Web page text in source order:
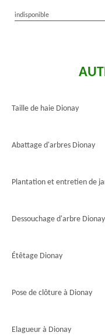
indisponible
Taille de haie Dionay
Abattage d'arbres Dionay
Plantation et entretien de
Dessouchage d'arbre Dionay
Étêtage Dionay
Pose de clôture à Dionay
Elagueur à Dionay